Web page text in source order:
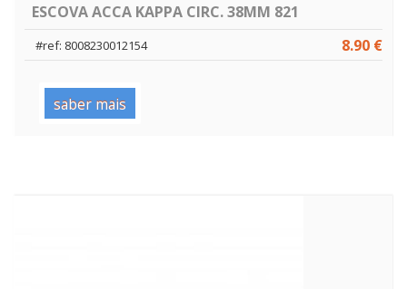
ESCOVA ACCA KAPPA CIRC. 38MM 821
8.90 €
#ref: 8008230012154
saber mais